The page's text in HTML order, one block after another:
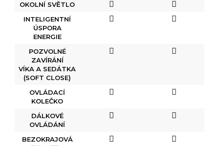
OKOLNÍ SVĚTLO
INTELIGENTNÍ
ÚSPORA
ENERGIE
POZVOLNÉ
ZAVÍRÁNÍ
VÍKA A SEDÁTKA
(SOFT CLOSE)
OVLÁDACÍ
KOLEČKO
DÁLKOVÉ
OVLÁDÁNÍ
BEZOKRAJOVÁ